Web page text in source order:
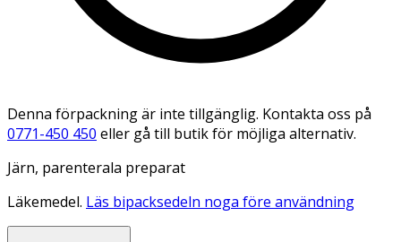
Denna förpackning är inte tillgänglig. Kontakta oss på
0771-450 450 eller gå till butik för möjliga alternativ.
Järn, parenterala preparat
Läkemedel. Läs bipacksedeln noga före användning